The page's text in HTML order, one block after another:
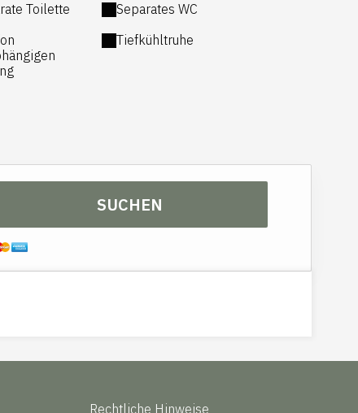
Toilette
Separates WC
Tiefkühltruhe
SUCHEN
Rechtliche Hinweise